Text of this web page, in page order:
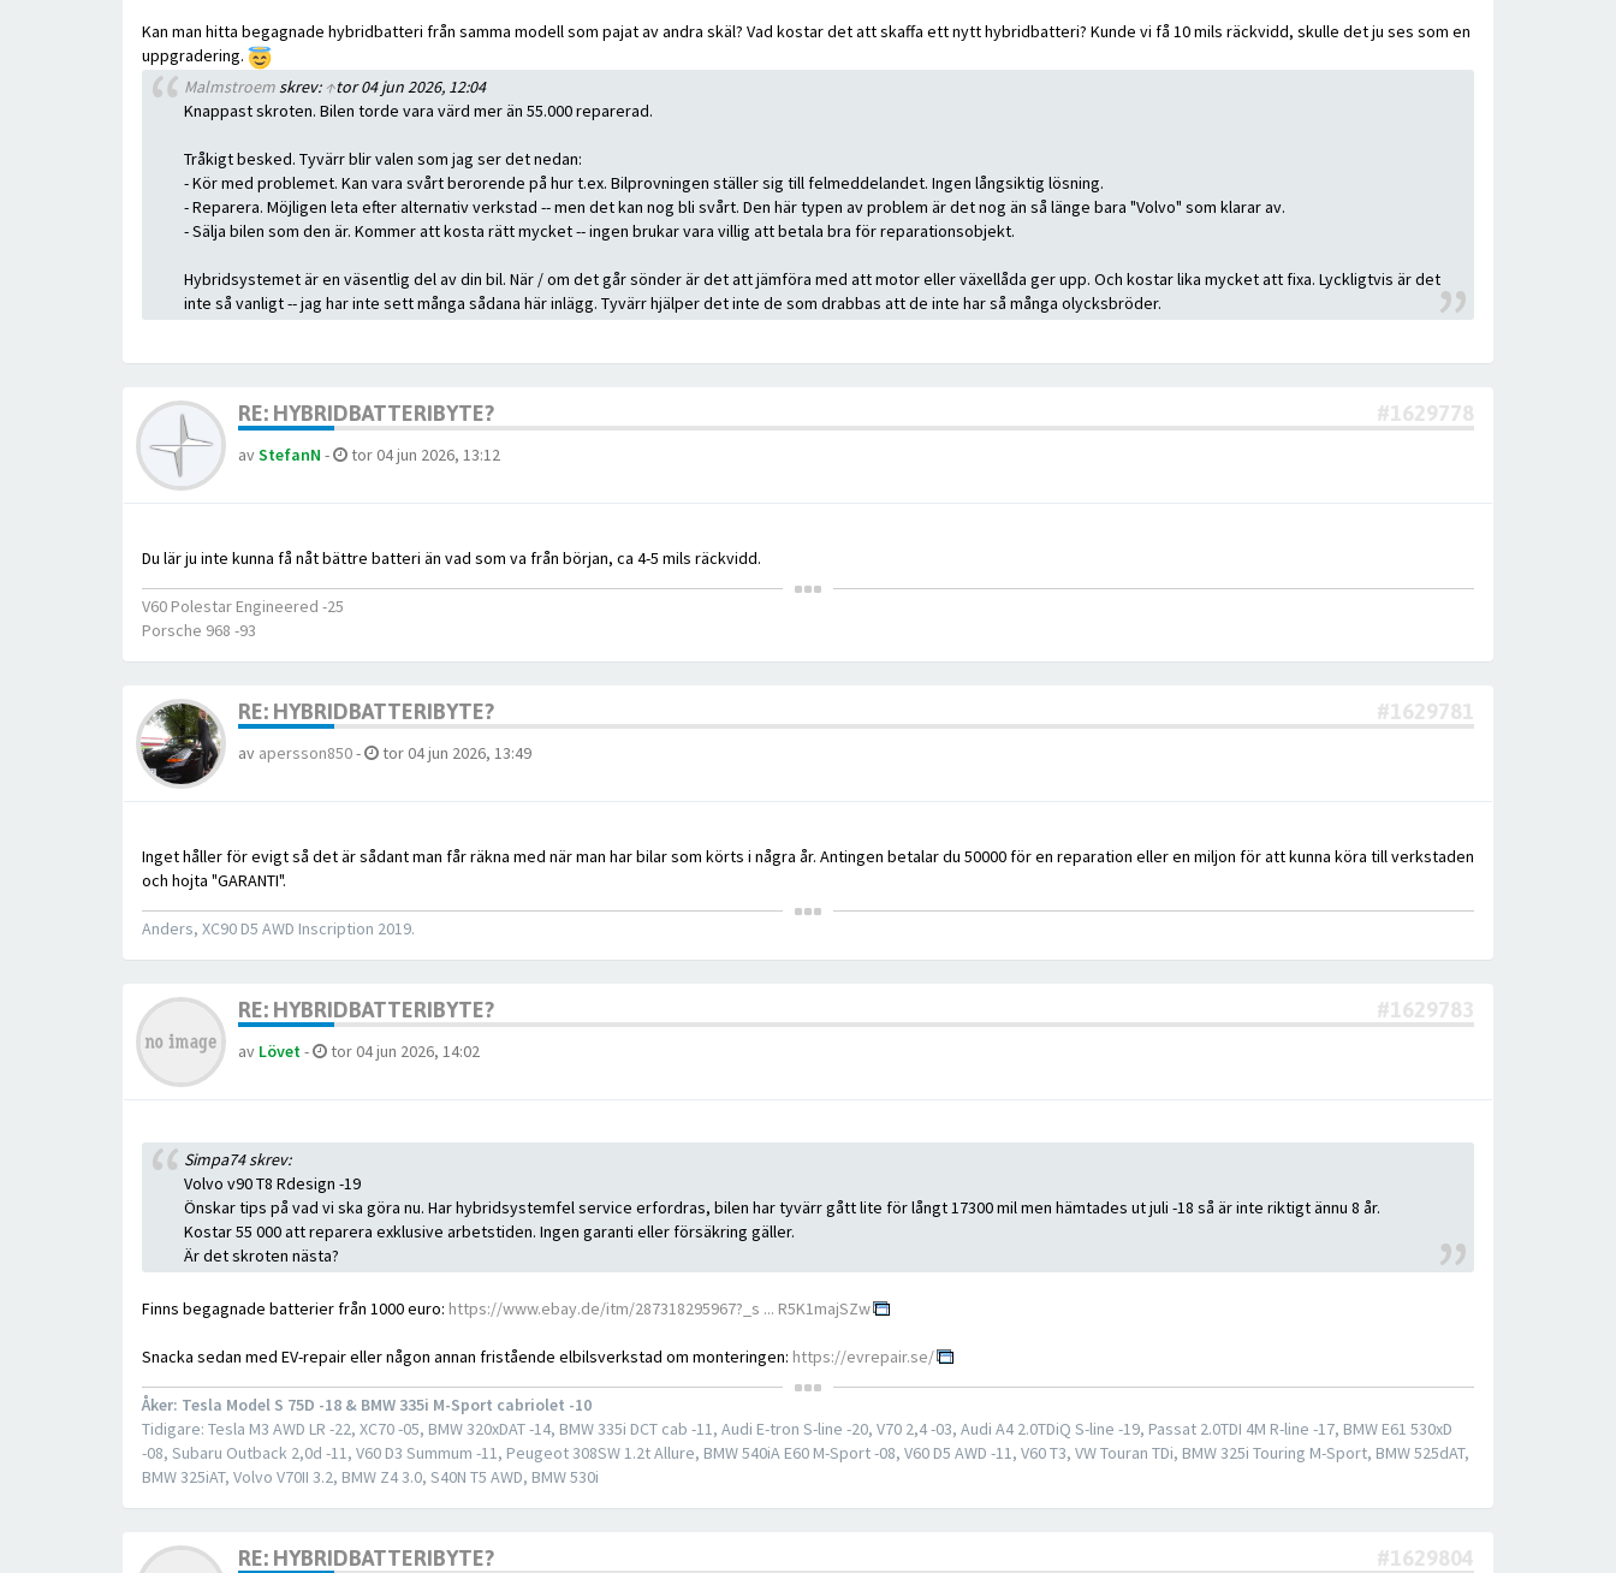
Kan man hitta begagnade hybridbatteri från samma modell som pajat av andra skäl? Vad kostar det att skaffa ett nytt hybridbatteri? Kunde vi få 10 mils räckvidd, skulle det ju ses som en
uppgradering.
Malmstroemskrev:↑tor 04 jun 2026, 12:04
Knappast skroten. Bilen torde vara värd mer än 55.000 reparerad.
Tråkigt besked. Tyvärr blir valen som jag ser det nedan:
- Kör med problemet. Kan vara svårt berorende på hur t.ex. Bilprovningen ställer sig till felmeddelandet. Ingen långsiktig lösning.
- Reparera. Möjligen leta efter alternativ verkstad -- men det kan nog bli svårt. Den här typen av problem är det nog än så länge bara "Volvo" som klarar av.
- Sälja bilen som den är. Kommer att kosta rätt mycket -- ingen brukar vara villig att betala bra för reparationsobjekt.
Hybridsystemet är en väsentlig del av din bil. När / om det går sönder är det att jämföra med att motor eller växellåda ger upp. Och kostar lika mycket att fixa. Lyckligtvis är det
inte så vanligt -- jag har inte sett många sådana här inlägg. Tyvärr hjälper det inte de som drabbas att de inte har så många olycksbröder.
RE: HYBRIDBATTERIBYTE? #1629778
avStefanN - tor 04 jun 2026, 13:12
Du lär ju inte kunna få nåt bättre batteri än vad som va från början, ca 4-5 mils räckvidd.
V60 Polestar Engineered -25
Porsche 968 -93
RE: HYBRIDBATTERIBYTE? #1629781
av apersson850- tor 04 jun 2026, 13:49
Inget håller för evigt så det är sådant man får räkna med när man har bilar som körts i några år. Antingen betalar du 50000 för en reparation eller en miljon för att kunna köra till verkstaden
och hojta "GARANTI".
Anders, XC90 D5 AWD Inscription 2019.
RE: HYBRIDBATTERIBYTE? #1629783
av Lövet- tor 04 jun 2026, 14:02
Simpa74 skrev:
Volvo v90 T8 Rdesign -19
Önskar tips på vad vi ska göra nu. Har hybridsystemfel service erfordras, bilen har tyvärr gått lite för långt 17300 mil men hämtades ut juli -18 så är inte riktigt ännu 8 år.
Kostar 55 000 att reparera exklusive arbetstiden. Ingen garanti eller försäkring gäller.
Är det skroten nästa?
Finns begagnade batterier från 1000 euro: https://www.ebay.de/itm/287318295967?_s ... R5K1majSZw
Snacka sedan med EV-repair eller någon annan fristående elbilsverkstad om monteringen: https://evrepair.se/
Åker: Tesla Model S 75D -18 & BMW 335i M-Sport cabriolet -10
Tidigare: Tesla M3 AWD LR -22, XC70 -05, BMW 320xDAT -14, BMW 335i DCT cab -11, Audi E-tron S-line -20, V70 2,4 -03, Audi A4 2.0TDiQ S-line -19, Passat 2.0TDI 4M R-line -17, BMW E61 530xD
-08, Subaru Outback 2,0d -11, V60 D3 Summum -11, Peugeot 308SW 1.2t Allure, BMW 540iA E60 M-Sport -08, V60 D5 AWD -11, V60 T3, VW Touran TDi, BMW 325i Touring M-Sport, BMW 525dAT,
BMW 325iAT, Volvo V70II 3.2, BMW Z4 3.0, S40N T5 AWD, BMW 530i
RE: HYBRIDBATTERIBYTE? #1629804